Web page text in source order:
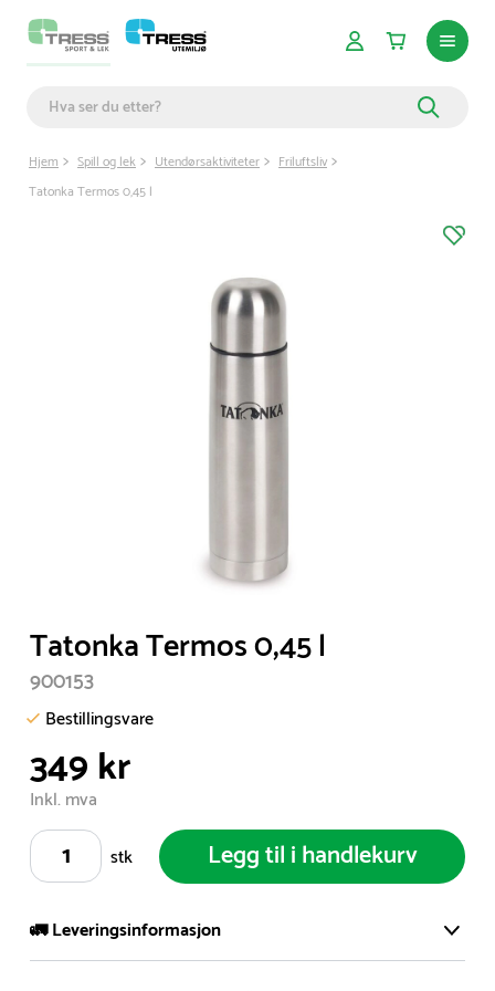
Hjem Spill og lek Utendørsaktiviteter
Friluftsliv
Tatonka Termos 0,45 l
of
1
Tatonka Termos 0,45 l
900153
Bestillingsvare
349 kr
Inkl. mva
stk
Legg til i handlekurv
🚛 Leveringsinformasjon